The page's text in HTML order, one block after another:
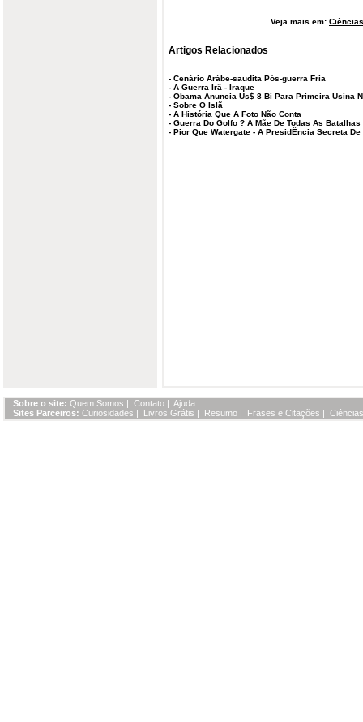
Veja mais em:
Artigos Relacionados
- Cenário Arábe-saudita Pós-guerra Fria
- A Guerra Irã - Iraque
- Obama Anuncia Us$ 8 Bi Para Primeira Usina
- Sobre O Islã
- A História Que A Foto Não Conta
- Guerra Do Golfo ? A Mãe De Todas As Batalhas
- Pior Que Watergate - A PresidÊncia Secreta De
Sobre o site: Quem Somos | Contato | Ajuda
Sites Parceiros: Curiosidades | Livros Grátis | Resumo | Frases e Citações |